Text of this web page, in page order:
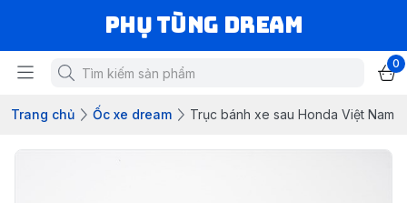
Phụ Tùng Dream
0
Trang chủ Ốc xe dream Trục bánh xe sau Honda Việt Nam